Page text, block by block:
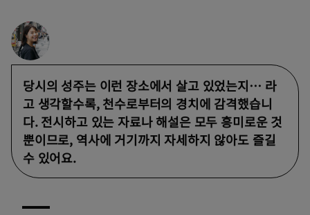
당시의 성주는 이런 장소에서 살고 있었는지… 라
고 생각할수록, 천수로부터의 경치에 감격했습니
다. 전시하고 있는 자료나 해설은 모두 흥미로운 것
뿐이므로, 역사에 거기까지 자세하지 않아도 즐길
수 있어요.